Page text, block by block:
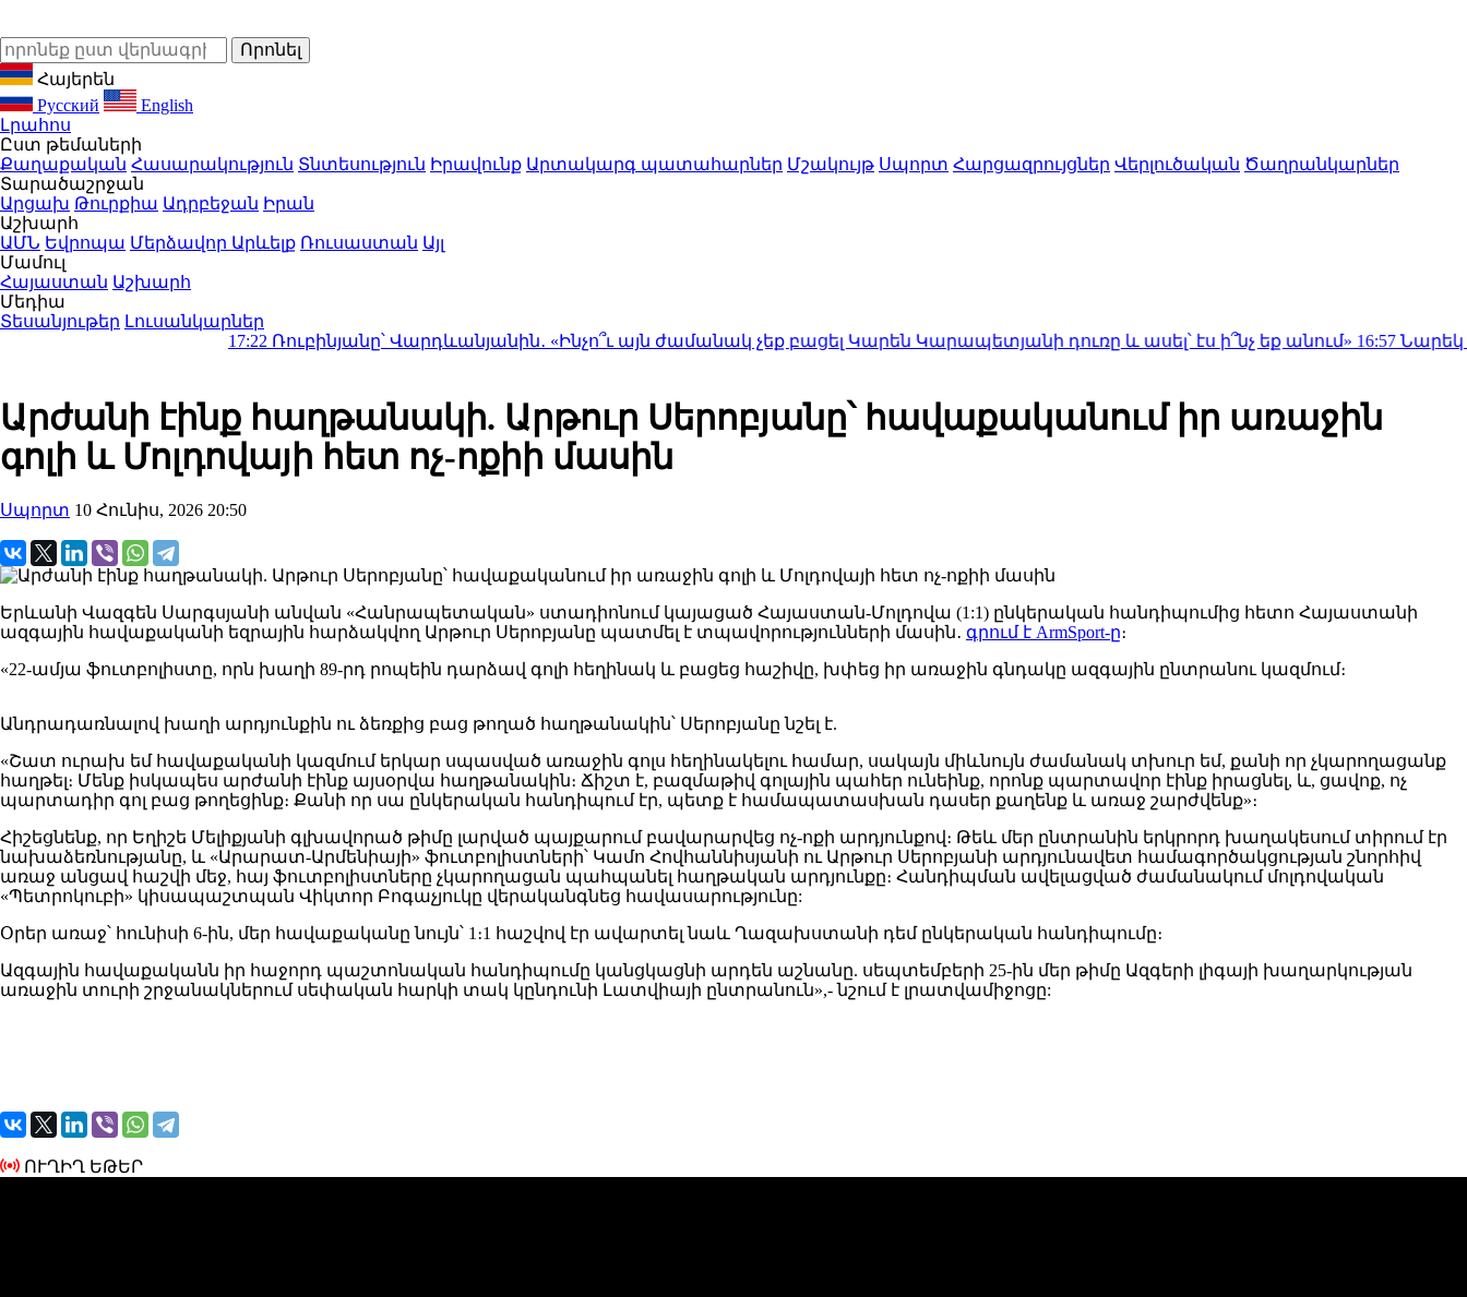
Հայերեն
Русский
English
Լրահոս
Ըստ թեմաների
Քաղաքական Հասարակություն Տնտեսություն Իրավունք Արտակարգ պատահարներ Մշակույթ Սպորտ Հարցազրույցներ Վերլուծական Ծաղրանկարներ
Տարածաշրջան
Արցախ Թուրքիա Ադրբեջան Իրան
Աշխարհ
ԱՄՆ Եվրոպա Մերձավոր Արևելք Ռուսաստան Այլ
Մամուլ
Հայաստան Աշխարհ
Մեդիա
Տեսանյութեր Լուսանկարներ
Ռուբինյանը՝ Վարդևանյանին․ «Ինչո՞ւ այն ժամանակ չեք բացել Կարեն Կարապետյանի դուռը և ասել՝ էս ի՞նչ եք անում»16:57Նարեկ
Արժանի էինք հաղթանակի. Արթուր Սերոբյանը՝ հավաքականում իր առաջին
գոլի և Մոլդովայի հետ ոչ-ոքիի մասին
Սպորտ 10 Հունիս, 2026 20:50
Երևանի Վազգեն Սարգսյանի անվան «Հանրապետական» ստադիոնում կայացած Հայաստան-Մոլդովա (1:1) ընկերական հանդիպումից հետո Հայաստանի
ազգային հավաքականի եզրային հարձակվող Արթուր Սերոբյանը պատմել է տպավորությունների մասին․ գրում է ArmSport-ը։
«22-ամյա ֆուտբոլիստը, որն խաղի 89-րդ րոպեին դարձավ գոլի հեղինակ և բացեց հաշիվը, խփեց իր առաջին գնդակը ազգային ընտրանու կազմում։
Անդրադառնալով խաղի արդյունքին ու ձեռքից բաց թողած հաղթանակին՝ Սերոբյանը նշել է.
«Շատ ուրախ եմ հավաքականի կազմում երկար սպասված առաջին գոլս հեղինակելու համար, սակայն միևնույն ժամանակ տխուր եմ, քանի որ չկարողացանք
հաղթել։ Մենք իսկապես արժանի էինք այսօրվա հաղթանակին։ Ճիշտ է, բազմաթիվ գոլային պահեր ունեինք, որոնք պարտավոր էինք իրացնել, և, ցավոք, ոչ
պարտադիր գոլ բաց թողեցինք։ Քանի որ սա ընկերական հանդիպում էր, պետք է համապատասխան դասեր քաղենք և առաջ շարժվենք»։
Հիշեցնենք, որ Եղիշե Մելիքյանի գլխավորած թիմը լարված պայքարում բավարարվեց ոչ-ոքի արդյունքով։ Թեև մեր ընտրանին երկրորդ խաղակեսում տիրում էր
նախաձեռնությանը, և «Արարատ-Արմենիայի» ֆուտբոլիստների՝ Կամո Հովհաննիսյանի ու Արթուր Սերոբյանի արդյունավետ համագործակցության շնորհիվ
առաջ անցավ հաշվի մեջ, հայ ֆուտբոլիստները չկարողացան պահպանել հաղթական արդյունքը։ Հանդիպման ավելացված ժամանակում մոլդովական
«Պետրոկուբի» կիսապաշտպան Վիկտոր Բոգաչյուկը վերականգնեց հավասարությունը:
Օրեր առաջ՝ հունիսի 6-ին, մեր հավաքականը նույն՝ 1։1 հաշվով էր ավարտել նաև Ղազախստանի դեմ ընկերական հանդիպումը։
Ազգային հավաքականն իր հաջորդ պաշտոնական հանդիպումը կանցկացնի արդեն աշնանը. սեպտեմբերի 25-ին մեր թիմը Ազգերի լիգայի խաղարկության
առաջին տուրի շրջանակներում սեփական հարկի տակ կընդունի Լատվիայի ընտրանուն»,- նշում է լրատվամիջոցը:
ՈՒՂԻՂ ԵԹԵՐ